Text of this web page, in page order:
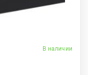
В наличии